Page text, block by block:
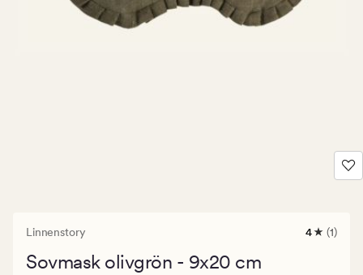
Linnenstory
1
4 (1)
Sovmask olivgrön - 9x20 cm